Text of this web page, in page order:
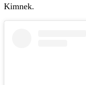
Kimnek.